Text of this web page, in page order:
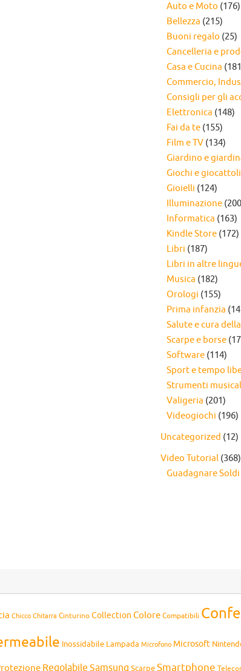
Auto e Moto (176)
Bellezza (215)
Buoni regalo (25)
Cancelleria e
Casa e Cucina
Commercio,
Consigli per gli
Elettronica (148)
Fai da te (155)
Film e TV (134)
Giardino e
Giochi e giocattoli
Gioielli (124)
Illuminazione
Informatica (163)
Kindle Store (172)
Libri (187)
Libri in altre
Musica (182)
Orologi (155)
Prima infanzia
Salute e cura
Scarpe e borse
Software (114)
Sport e tempo
Strumenti
Valigeria (201)
Videogiochi (196)
Uncategorized (12)
Video Tutorial (368)
Guadagnare
Chicco Chitarra Cinturino Collection ColoreCompatibili
Inossidabile Lampada Microfono Microsoft
Regolabile Samsung ScarpeSmartphone